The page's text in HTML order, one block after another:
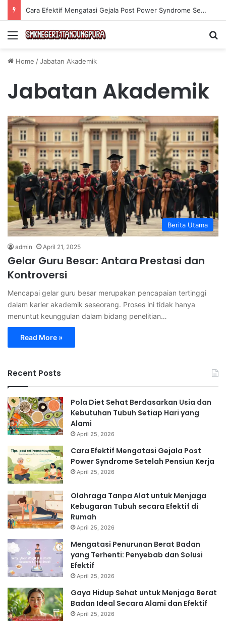
Cara Efektif Mengatasi Gejala Post Power Syndrome Setelah Pensiun Kerja
Menu
Home /Jabatan Akademik
Jabatan Akademik
Berita Utama
admin April 21, 2025
Gelar Guru Besar: Antara Prestasi dan
Kontroversi
Mencapai gelar guru besar merupakan pencapaian tertinggi
dalam karier akademik seseorang. Proses ini tidak hanya
menuntut keunggulan dalam bidang penelitian…
Read More »
Recent Posts
Pola Diet Sehat Berdasarkan Usia dan
Kebutuhan Tubuh Setiap Hari yang
Alami
April 25, 2026
Cara Efektif Mengatasi Gejala Post
Power Syndrome Setelah Pensiun Kerja
April 25, 2026
Olahraga Tanpa Alat untuk Menjaga
Kebugaran Tubuh secara Efektif di
Rumah
April 25, 2026
Mengatasi Penurunan Berat Badan
yang Terhenti: Penyebab dan Solusi
Efektif
April 25, 2026
Gaya Hidup Sehat untuk Menjaga Berat
Badan Ideal Secara Alami dan Efektif
April 25, 2026